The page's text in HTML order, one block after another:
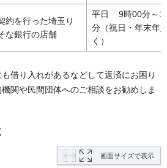
約を行った埼玉り
な銀行の店舗
平日 9時00分～
分（祝日・年末年
く）
借り入れがあるなどして返済にお困り
関や民間団体へのご相談をお勧めしま
画面サイズで表示